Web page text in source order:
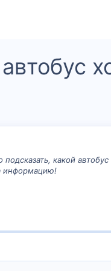
какой автобус
информацию!